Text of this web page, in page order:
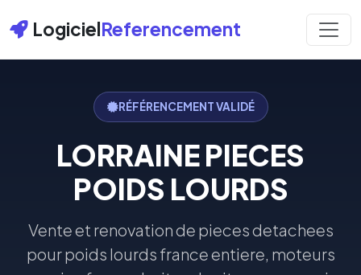
LogicielReferencement
RÉFÉRENCEMENT VALIDÉ
LORRAINE PIECES
POIDS LOURDS
Vente et renovation de pieces detachees
pour poids lourds france entiere, moteurs